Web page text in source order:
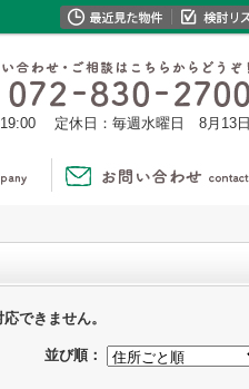
19:00 定休日：毎週水曜日 8月13日
できません。
並び順：